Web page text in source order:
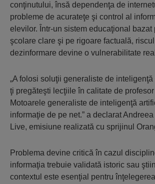
conţinutului, însă dependenţa de
probleme de acurateţe şi control al
elevilor. Într-un sistem educaţional bazat
şcolare clare şi pe rigoare factuală,
dezinformare devine o vulnerabilitate
„A folosi soluţii generaliste de
ţi pregăteşti lecţiile în calitate de
Motoarele generaliste de inteligenţă
informaţie de pe net.” a declarat
Live, emisiune realizată cu sprijinul
Problema devine critică în cazul
informaţia trebuie validată istoric sau
contextul este esenţial pentru